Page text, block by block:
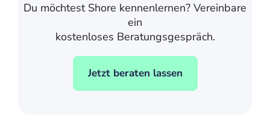
Du möchtest Shore kennenlernen? Vereinbare
ein
kostenloses Beratungsgespräch.
Jetzt beraten lassen